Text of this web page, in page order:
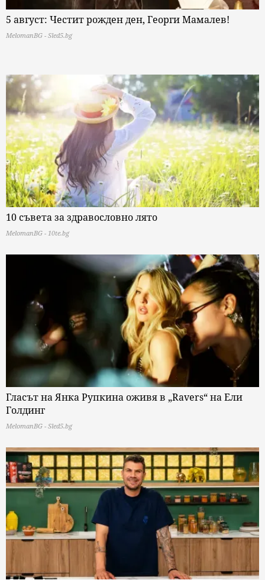
5 август: Честит рожден ден, Георги Мамалев!
MelomanBG - Sled5.bg
10 съвета за здравословно лято
MelomanBG - 10te.bg
Гласът на Янка Рупкина оживя в „Ravers“ на Ели
Голдинг
MelomanBG - Sled5.bg